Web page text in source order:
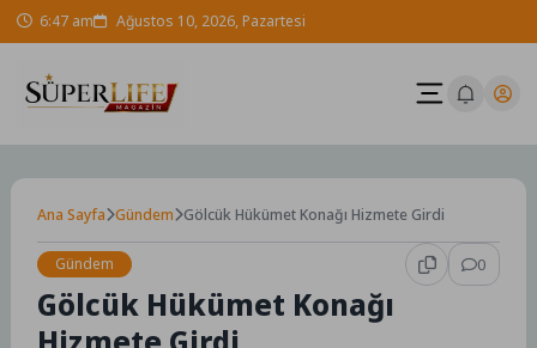
Skip 6:47 am Ağustos 10, 2026, Pazartesi
Ana Sayfa Gündem Gölcük Hükümet Konağı Hizmete Girdi
Gündem 0
Gölcük Hükümet Konağı